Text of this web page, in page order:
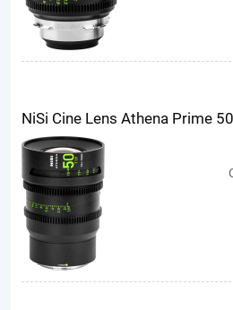
NiSi Cine Lens Athena Prime